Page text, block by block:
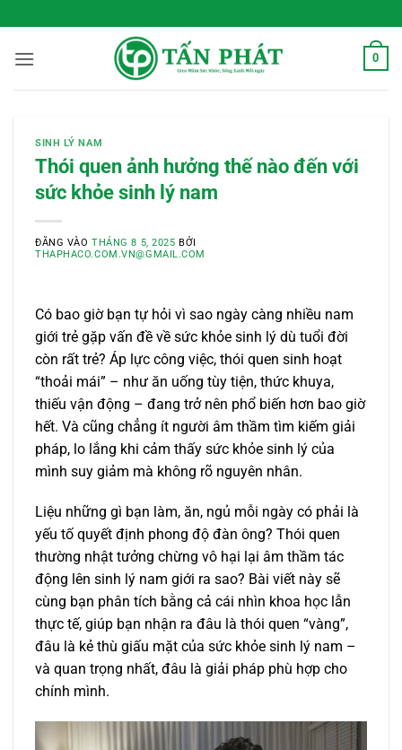
qua
nội
0
SINH LÝ NAM
Thói quen ảnh hưởng thế nào đến với
sức khỏe sinh lý nam
ĐĂNG VÀOTHÁNG 8 5, 2025 BỞI
THAPHACO.COM.VN@GMAIL.COM
Có bao giờ bạn tự hỏi vì sao ngày càng nhiều nam
giới trẻ gặp vấn đề về sức khỏe sinh lý dù tuổi đời
còn rất trẻ? Áp lực công việc, thói quen sinh hoạt
“thoải mái” – như ăn uống tùy tiện, thức khuya,
thiếu vận động – đang trở nên phổ biến hơn bao giờ
hết. Và cũng chẳng ít người âm thầm tìm kiếm giải
pháp, lo lắng khi cảm thấy sức khỏe sinh lý của
mình suy giảm mà không rõ nguyên nhân.
Liệu những gì bạn làm, ăn, ngủ mỗi ngày có phải là
yếu tố quyết định phong độ đàn ông? Thói quen
thường nhật tưởng chừng vô hại lại âm thầm tác
động lên sinh lý nam giới ra sao? Bài viết này sẽ
cùng bạn phân tích bằng cả cái nhìn khoa học lẫn
thực tế, giúp bạn nhận ra đâu là thói quen “vàng”,
đâu là kẻ thù giấu mặt của sức khỏe sinh lý nam –
và quan trọng nhất, đâu là giải pháp phù hợp cho
chính mình.